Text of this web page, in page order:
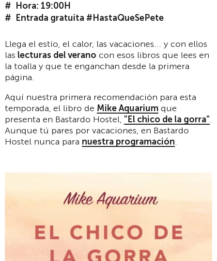
Hora: 19:00H
Entrada gratuita #HastaQueSePete
Llega el estío, el calor, las vacaciones... y con ellos
las lecturas del verano con esos libros que lees en
la toalla y que te enganchan desde la primera
página.
Aquí nuestra primera recomendación para esta
temporada, el libro de Mike Aquarium que
presenta en Bastardo Hostel, "El chico de la gorra".
Aunque tú pares por vacaciones, en Bastardo
Hostel nunca para nuestra programación.